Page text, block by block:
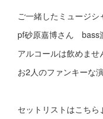
ご一緒したミュージシ
pf砂原嘉博さん bass
アルコールは飲めませ
お2人のファンキーな
セットリストはこち